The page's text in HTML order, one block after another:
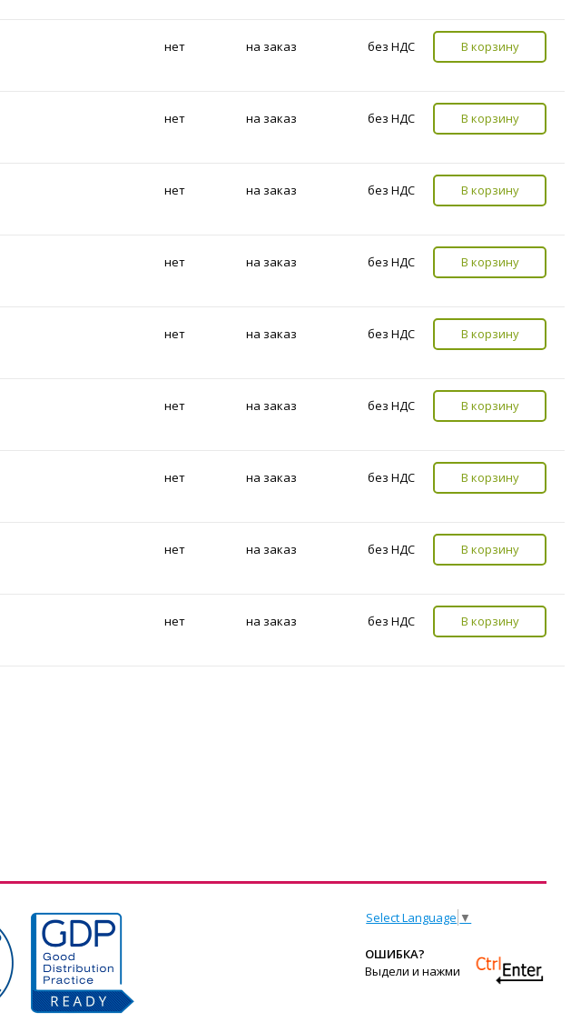
нет на заказ без НДС В корзину
нет на заказ без НДС В корзину
нет на заказ без НДС В корзину
нет на заказ без НДС В корзину
нет на заказ без НДС В корзину
нет на заказ без НДС В корзину
нет на заказ без НДС В корзину
нет на заказ без НДС В корзину
нет на заказ без НДС В корзину
Select Language ▼
ОШИБКА?
Выдели и нажми